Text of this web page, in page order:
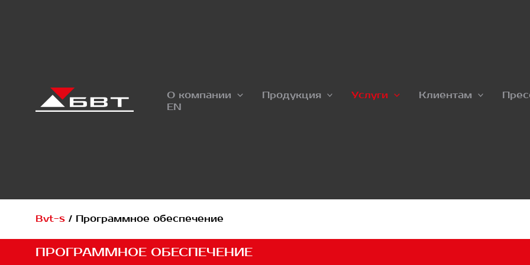
О компании Продукция Услуги Клиентам
EN
Bvt-s / Программное обеспечение
ПРОГРАММНОЕ ОБЕСПЕЧЕНИЕ